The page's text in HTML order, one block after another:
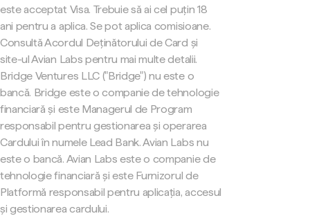
este acceptat Visa. Trebuie să ai cel puțin 18
ani pentru a aplica. Se pot aplica comisioane.
Consultă Acordul Deținătorului de Card și
site-ul Avian Labs pentru mai multe detalii.
Bridge Ventures LLC ("Bridge") nu este o
bancă. Bridge este o companie de tehnologie
financiară și este Managerul de Program
responsabil pentru gestionarea și operarea
Cardului în numele Lead Bank. Avian Labs nu
este o bancă. Avian Labs este o companie de
tehnologie financiară și este Furnizorul de
Platformă responsabil pentru aplicația, accesul
și gestionarea cardului.